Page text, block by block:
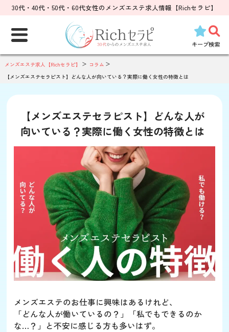
30代・40代・50代・60代女性のメンズエステ求人情報【Richセラピ】
キープ検索
索:
メンズエステ求人【Richセラピ】
コラム
【メンズエステセラピスト】どんな人が向いている？実際に働く女性の特徴とは
【メンズエステセラピスト】どんな人が
向いている？実際に働く女性の特徴とは
メンズエステのお仕事に興味はあるけれど、
「どんな人が働いているの？」「私でもできるのか
な…？」と不安に感じる方も多いはず。